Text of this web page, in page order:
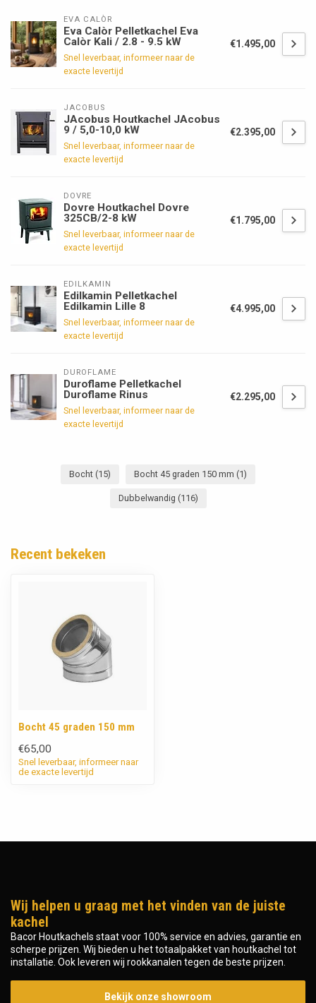
EVA CALÒR
Eva Calòr Pelletkachel Eva
Calòr Kali / 2.8 - 9.5 kW
Snel leverbaar, informeer naar de
exacte levertijd
€1.495,00
JACOBUS
JAcobus Houtkachel JAcobus
9 / 5,0-10,0 kW
Snel leverbaar, informeer naar de
exacte levertijd
€2.395,00
DOVRE
Dovre Houtkachel Dovre
325CB/2-8 kW
Snel leverbaar, informeer naar de
exacte levertijd
€1.795,00
EDILKAMIN
Edilkamin Pelletkachel
Edilkamin Lille 8
Snel leverbaar, informeer naar de
exacte levertijd
€4.995,00
DUROFLAME
Duroflame Pelletkachel
Duroflame Rinus
Snel leverbaar, informeer naar de
exacte levertijd
€2.295,00
Bocht (15) Bocht 45 graden 150 mm (1)
Dubbelwandig (116)
Recent bekeken
Bocht 45 graden 150 mm
€65,00
Snel leverbaar, informeer naar
de exacte levertijd
Wij helpen u graag met het vinden van de juiste
kachel
Bacor Houtkachels staat voor 100% service en advies, garantie en
scherpe prijzen. Wij bieden u het totaalpakket van houtkachel tot
installatie. Ook leveren wij rookkanalen tegen de beste prijzen.
Bekijk onze showroom